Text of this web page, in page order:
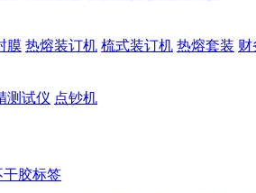
膜 热熔装订机 梳式装订机 热熔套装 财
测试仪 点钞机
干胶标签